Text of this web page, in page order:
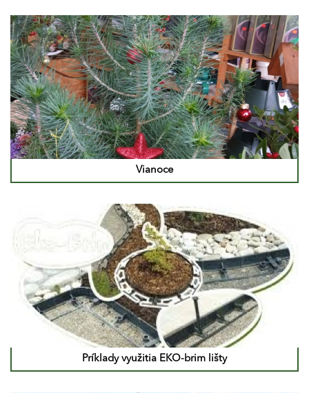
Vianoce
Príklady využitia EKO-brim lišty